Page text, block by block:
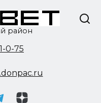
район
0-75